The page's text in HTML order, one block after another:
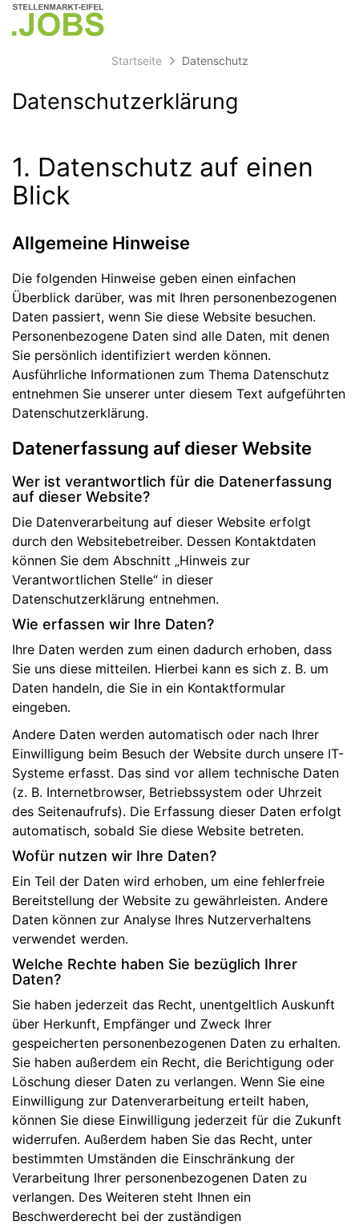
Accessibility
Modus
zum
Inhalt
von
Startseite Datenschutz
Datenschutz­erklärung
1. Datenschutz auf einen
Blick
Allgemeine Hinweise
Die folgenden Hinweise geben einen einfachen
Überblick darüber, was mit Ihren personenbezogenen
Daten passiert, wenn Sie diese Website besuchen.
Personenbezogene Daten sind alle Daten, mit denen
Sie persönlich identifiziert werden können.
Ausführliche Informationen zum Thema Datenschutz
entnehmen Sie unserer unter diesem Text aufgeführten
Datenschutzerklärung.
Datenerfassung auf dieser Website
Wer ist verantwortlich für die Datenerfassung
auf dieser Website?
Die Datenverarbeitung auf dieser Website erfolgt
durch den Websitebetreiber. Dessen Kontaktdaten
können Sie dem Abschnitt „Hinweis zur
Verantwortlichen Stelle“ in dieser
Datenschutzerklärung entnehmen.
Wie erfassen wir Ihre Daten?
Ihre Daten werden zum einen dadurch erhoben, dass
Sie uns diese mitteilen. Hierbei kann es sich z. B. um
Daten handeln, die Sie in ein Kontaktformular
eingeben.
Andere Daten werden automatisch oder nach Ihrer
Einwilligung beim Besuch der Website durch unsere IT-
Systeme erfasst. Das sind vor allem technische Daten
(z. B. Internetbrowser, Betriebssystem oder Uhrzeit
des Seitenaufrufs). Die Erfassung dieser Daten erfolgt
automatisch, sobald Sie diese Website betreten.
Wofür nutzen wir Ihre Daten?
Ein Teil der Daten wird erhoben, um eine fehlerfreie
Bereitstellung der Website zu gewährleisten. Andere
Daten können zur Analyse Ihres Nutzerverhaltens
verwendet werden.
Welche Rechte haben Sie bezüglich Ihrer
Daten?
Sie haben jederzeit das Recht, unentgeltlich Auskunft
über Herkunft, Empfänger und Zweck Ihrer
gespeicherten personenbezogenen Daten zu erhalten.
Sie haben außerdem ein Recht, die Berichtigung oder
Löschung dieser Daten zu verlangen. Wenn Sie eine
Einwilligung zur Datenverarbeitung erteilt haben,
können Sie diese Einwilligung jederzeit für die Zukunft
widerrufen. Außerdem haben Sie das Recht, unter
bestimmten Umständen die Einschränkung der
Verarbeitung Ihrer personenbezogenen Daten zu
verlangen. Des Weiteren steht Ihnen ein
Beschwerderecht bei der zuständigen